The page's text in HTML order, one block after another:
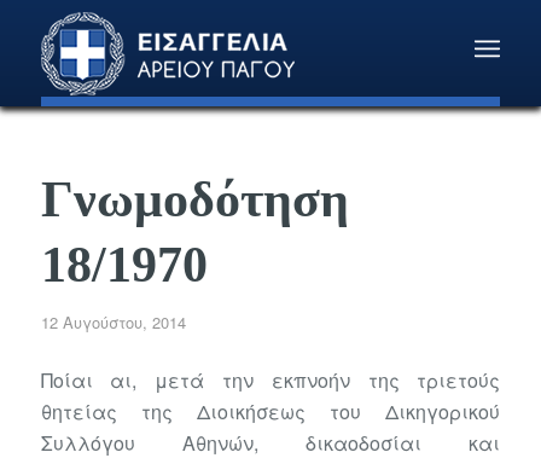
Γνωμοδότηση
18/1970
12 Αυγούστου, 2014
Ποίαι αι, μετά την εκπνοήν της τριετούς
θητείας της Διοικήσεως του Δικηγορικού
Συλλόγου Αθηνών, δικαοδοσίαι και